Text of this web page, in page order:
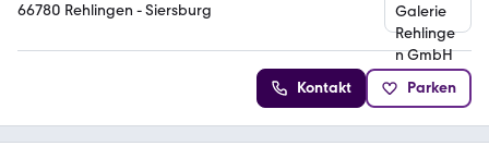
66780 Rehlingen - Siersburg
Kontakt Parken